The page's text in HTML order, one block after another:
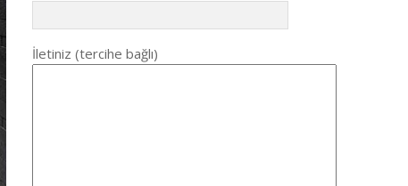
İletiniz (tercihe bağlı)